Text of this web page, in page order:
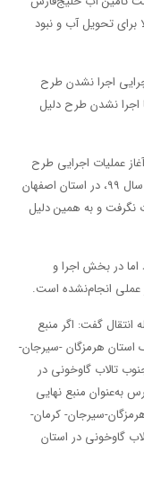
برای تحویل آب و نبود
اجرا نشدن طرح
اجرا نشدن طرح دلیل
عملیات اجرایی طرح
انتقال آب خلیج‌فارس و دریای عمان به چند استان در سال ۹۹، در استان اصفهان
نگرفت و به همین دلیل
پیشرفت دارد اما در بخش اجرا و
عملی انجام‌نشده است.
گفت: اگر منبع
استان هرمزگان -سیرجان-
تالاب گاوخونی در
به‌عنوان منبع نهایی
سیرجان- کرمان-
گاوخونی در استان